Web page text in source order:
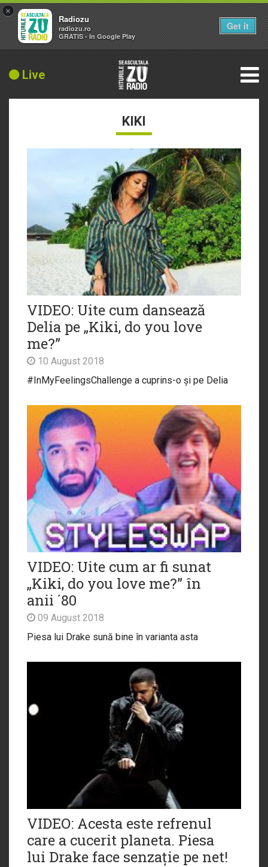
Live
KIKI
VIDEO: Uite cum dansează
Delia pe „Kiki, do you love
me?”
10 August 2018
#InMyFeelingsChallenge a cuprins-o și pe Delia
VIDEO: Uite cum ar fi sunat
„Kiki, do you love me?” în
anii ´80
09 August 2018
Piesa lui Drake sună bine în varianta asta
VIDEO: Acesta este refrenul
care a cucerit planeta. Piesa
lui Drake face senzație pe net!
×
Radiozu
radiozu.ro
GRATIS - In Google Play
Get it